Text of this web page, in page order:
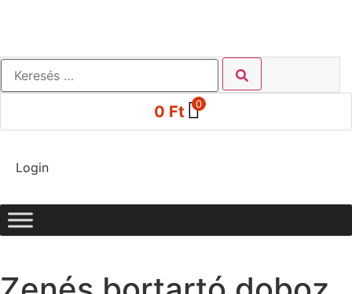
0 Ft 0
Login